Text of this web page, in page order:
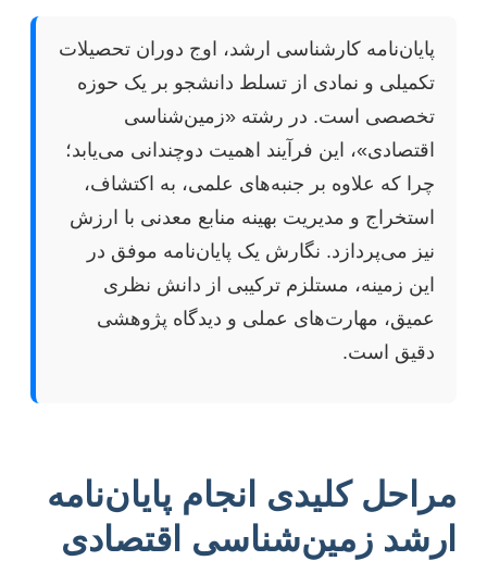
پایان‌نامه کارشناسی ارشد، اوج دوران تحصیلات
تکمیلی و نمادی از تسلط دانشجو بر یک حوزه
تخصصی است. در رشته «زمین‌شناسی
اقتصادی»، این فرآیند اهمیت دوچندانی می‌یابد؛
چرا که علاوه بر جنبه‌های علمی، به اکتشاف،
استخراج و مدیریت بهینه منابع معدنی با ارزش
نیز می‌پردازد. نگارش یک پایان‌نامه موفق در
این زمینه، مستلزم ترکیبی از دانش نظری
عمیق، مهارت‌های عملی و دیدگاه پژوهشی
دقیق است.
مراحل کلیدی انجام پایان‌نامه
ارشد زمین‌شناسی اقتصادی